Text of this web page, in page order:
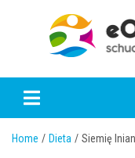
Home Dieta Siemię